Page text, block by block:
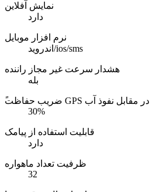
نمایش آفلاین
دارد
نرم افزار موبایل
اندروید/ios/sms
هشدار سرعت غیر مجاز راننده
بله
ًضریب حفاظت GPS در مقابل نفوذ آب
30%
قابلیت استفاده از پیامک
دارد
ظرفیت تعداد ماهواره
32